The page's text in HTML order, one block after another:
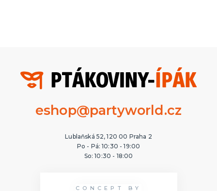
eshop@partyworld.cz
Lublaňská 52, 120 00 Praha 2
Po - Pá: 10:30 - 19:00
So: 10:30 - 18:00
CONCEPT BY